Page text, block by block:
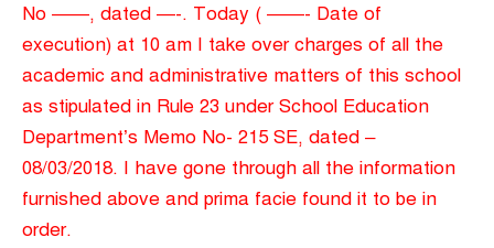
No ——, dated —-. Today ( ——- Date of
execution) at 10 am I take over charges of all the
academic and administrative matters of this school
as stipulated in Rule 23 under School Education
Department’s Memo No- 215 SE, dated –
08/03/2018. I have gone through all the information
furnished above and prima facie found it to be in
order.